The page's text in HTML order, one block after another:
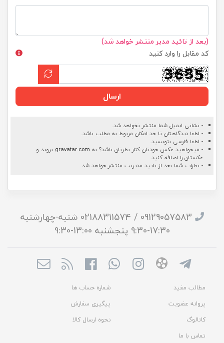
(بعد از تائید مدیر منتشر خواهد شد)
کد مقابل را وارد کنید
ارسال
- نشانی ایمیل شما منتشر نخواهد شد.
- لطفا دیدگاهتان تا حد امکان مربوط به مطلب باشد.
- لطفا فارسی بنویسید.
- میخواهید عکس خودتان کنار نظرتان باشد؟ به gravatar.com بروید و
عکستان را اضافه کنید.
- نظرات شما بعد از تایید مدیریت منتشر خواهد شد
09129057583 / 02188311574 شنبه-چهارشنبه
17:30-9:30 پنجشنبه 13:00-9:30
مطالب مفید
شماره حساب ها
پروانه عضویت
پیگیری سفارش
کاتالوگ
نحوه ارسال کالا
تماس با ما